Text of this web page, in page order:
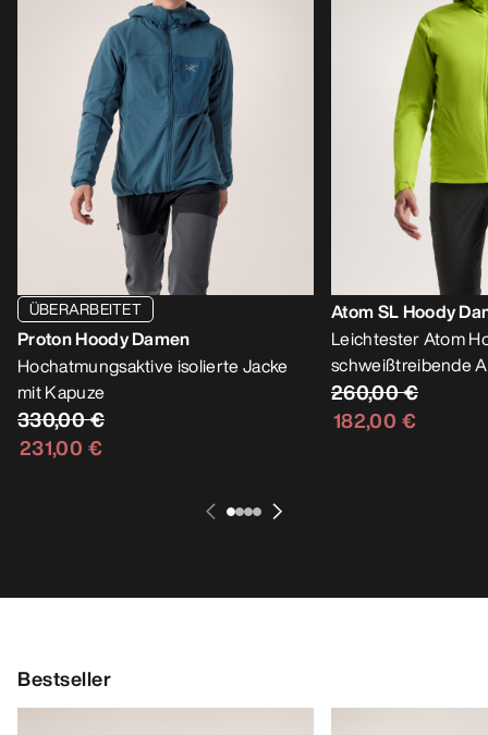
ÜBERARBEITET
Proton Hoody Damen
Hochatmungsaktive isolierte Jacke
mit Kapuze
330,00 €
231,00 €
Atom SL Hoody
Leichtester Atom
schweißtreibende
260,00 €
182,00 €
Bestseller